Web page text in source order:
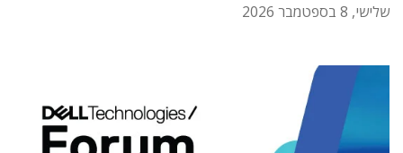
שלישי, 8 בספטמבר 2026